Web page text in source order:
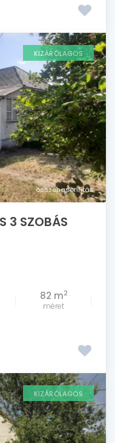
összehasonlítás
KIZÁRÓLAGOS
3 SZOBÁS
82 m2
méret
KIZÁRÓLAGOS